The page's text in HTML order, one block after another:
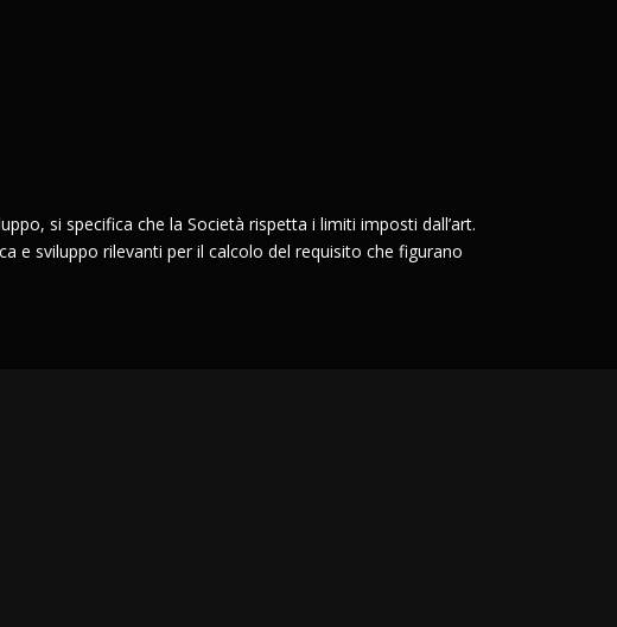
si specifica che la Società rispetta i limiti imposti dall’art.
e sviluppo rilevanti per il calcolo del requisito che figurano